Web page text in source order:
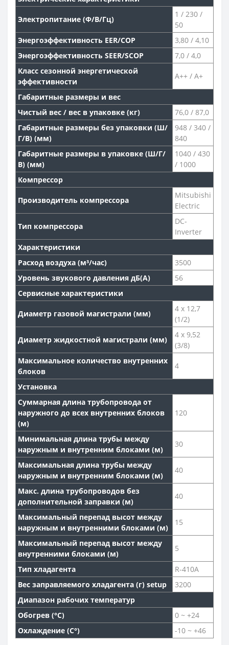
Электропитание (Ф/В/Гц)
1 / 230 /
50
Энергоэффективность EER/COP
3,80 / 4,10
Энергоэффективность SEER/SCOP
7,0 / 4,0
Класс сезонной энергетической
эффективности
A++ / A+
Габаритные размеры и вес
Чистый вес / вес в упаковке (кг)
76,0 / 87,0
Габаритные размеры без упаковки (Ш/
Г/В) (мм)
948 / 340 /
840
Габаритные размеры в упаковке (Ш/Г/
В) (мм)
1040 / 430
/ 1000
Компрессор
Производитель компрессора
Mitsubishi
Electric
Тип компрессора
DC-
Inverter
Характеристики
Расход воздуха (м³/час)
3500
Уровень звукового давления дБ(А)
56
Сервисные характеристики
Диаметр газовой магистрали (мм)
4 x 12,7
(1/2)
Диаметр жидкостной магистрали (мм)
4 x 9,52
(3/8)
Максимальное количество внутренних
блоков
4
Установка
Суммарная длина трубопровода от
наружного до всех внутренних блоков
(м)
120
Минимальная длина трубы между
наружным и внутренним блоками (м)
30
Максимальная длина трубы между
наружным и внутренним блоками (м)
40
Макс. длина трубопроводов без
дополнительной заправки (м)
40
Максимальный перепад высот между
наружным и внутренними блоками (м)
15
Максимальный перепад высот между
внутренними блоками (м)
5
Тип хладагента
R-410A
Вес заправляемого хладагента (г) setup
3200
Диапазон рабочих температур
Обогрев (°С)
0 ~ +24
Охлаждение (С°)
-10 ~ +46